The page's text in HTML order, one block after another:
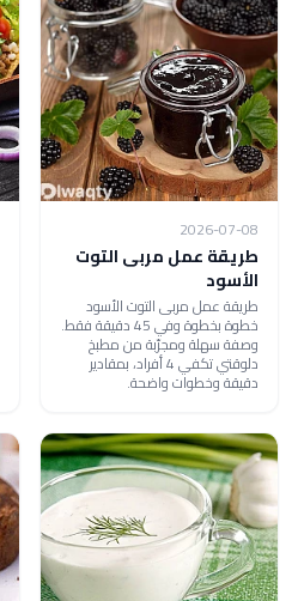
2026-07-08
طريقة عمل مربى التوت
الأسود
طريقة عمل مربى التوت الأسود
خطوة بخطوة وفي 45 دقيقة فقط.
وصفة سهلة ومجرّبة من مطبخ
دلوقتي تكفي 4 أفراد، بمقادير
دقيقة وخطوات واضحة.